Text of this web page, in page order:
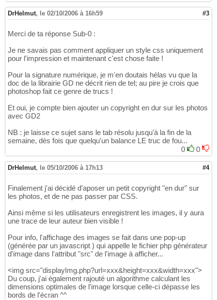
DrHelmut, le 02/10/2006 à 16h59 #3
Merci de ta réponse Sub-0 :
Je ne savais pas comment appliquer un style css uniquement
pour l'impression et maintenant c'est chose faite !
Pour la signature numérique, je m'en doutais hélas vu que la
doc de la librairie GD ne décrit rien de tel; au pire je crois que
photoshop fait ce genre de trucs !
Et oui, je compte bien ajouter un copyright en dur sur les photos
avec GD2
NB : je laisse ce sujet sans le tab résolu jusqu'à la fin de la
semaine, dès fois que quelqu'un balance LE truc de fou...
0
0
DrHelmut, le 05/10/2006 à 17h13 #4
Finalement j'ai décidé d'aposer un petit copyright "en dur" sur
les photos, et de ne pas passer par CSS.
Ainsi même si les utilisateurs enregistrent les images, il y aura
une trace de leur auteur bien visible !
Pour info, l'affichage des images se fait dans une pop-up
(générée par un javascript ) qui appelle le fichier php générateur
d'image dans l'attribut "src" de l'image à afficher...
<img src="displayImg.php?url=xxx&height=xxx&width=xxx">
Du coup, j'ai également rajouté un algorithme calculant les
dimensions optimales de l'image lorsque celle-ci dépasse les
bords de l'écran ^^